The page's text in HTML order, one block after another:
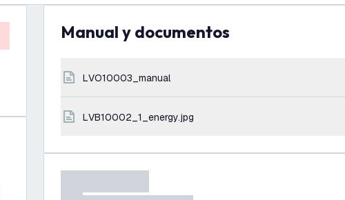
Manual y documentos
LVO10003_manual
LVB10002_1_energy.jpg